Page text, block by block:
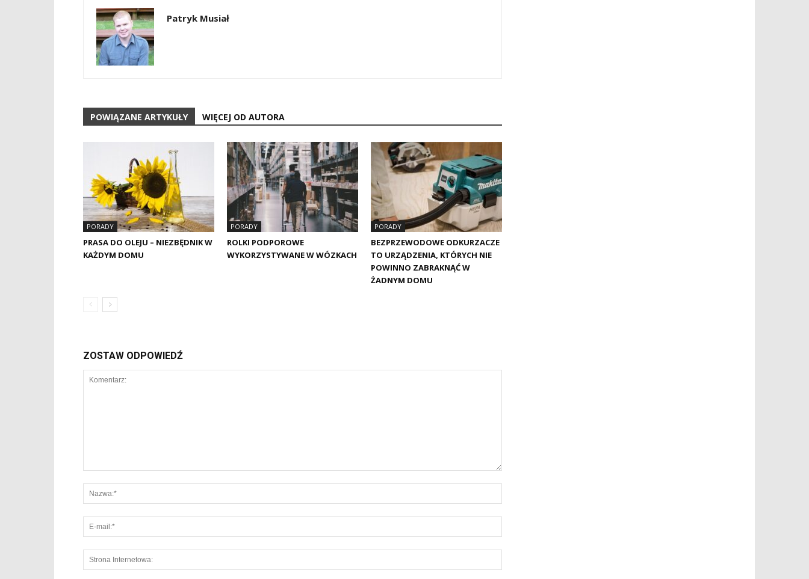
Patryk Musiał
POWIĄZANE ARTYKUŁY WIĘCEJ OD AUTORA
PORADY
PRASA DO OLEJU – NIEZBĘDNIK W
KAŻDYM DOMU
PORADY
ROLKI PODPOROWE
WYKORZYSTYWANE W WÓZKACH
PORADY
BEZPRZEWODOWE ODKURZACZE
TO URZĄDZENIA, KTÓRYCH NIE
POWINNO ZABRAKNĄĆ W
ŻADNYM DOMU
ZOSTAW ODPOWIEDŹ